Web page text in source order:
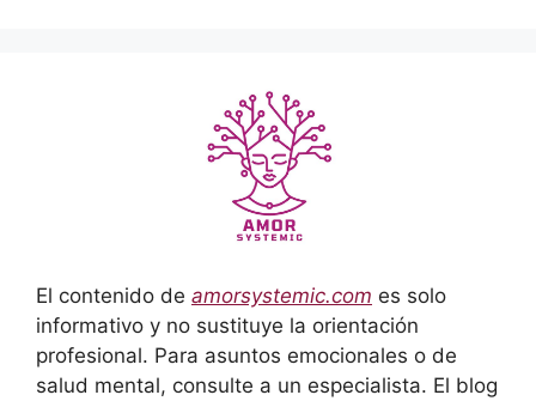
El contenido de amorsystemic.com es solo
informativo y no sustituye la orientación
profesional. Para asuntos emocionales o de
salud mental, consulte a un especialista. El blog